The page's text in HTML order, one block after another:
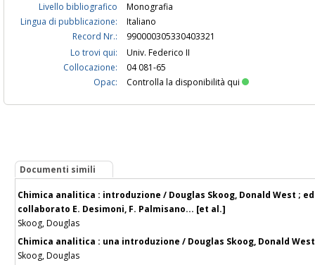
Livello bibliografico
Monografia
Lingua di pubblicazione:
Italiano
Record Nr.:
990000305330403321
Lo trovi qui:
Univ. Federico II
Collocazione:
04 081-65
Opac:
Controlla la disponibilità qui
Documenti simili
Chimica analitica : introduzione / Douglas Skoog, Donald West ;
collaborato E. Desimoni, F. Palmisano... [et al.]
Skoog, Douglas
Chimica analitica : una introduzione / Douglas Skoog, Donald
Skoog, Douglas